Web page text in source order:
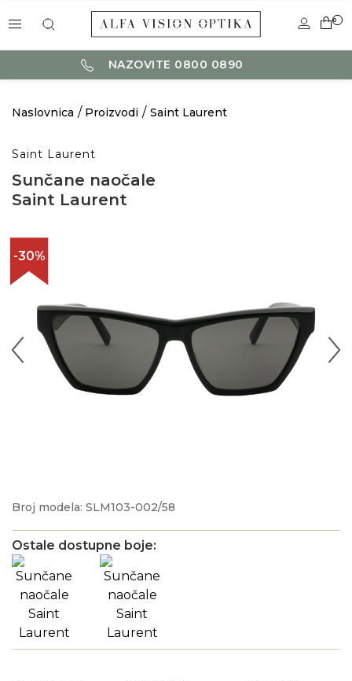
0
NAZOVITE 0800 0890
Naslovnica Proizvodi Saint Laurent
Saint Laurent
Sunčane naočale
Saint Laurent
-30%
Broj modela: SLM103-002/58
Ostale dostupne boje: